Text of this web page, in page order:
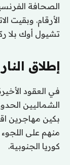
الصحافة
الأرقام. وبقيت
تشيول أوك بلا
إطلاق النار
في العقود
الشماليين
بكين مهاجرين
منهم على
كوريا الجنوبية.